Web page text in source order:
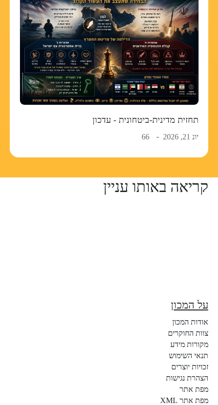
תחזית מדינית-ביטחונית - עדכון
יונ 21, 2026 66
קריאה באותו עניין
על המכון
אודות המכון
צוות החוקרים
מקורות מידע
תנאי השימוש
זכויות יוצרים
הצהרת נגישות
מפת אתר
מפת אתר XML